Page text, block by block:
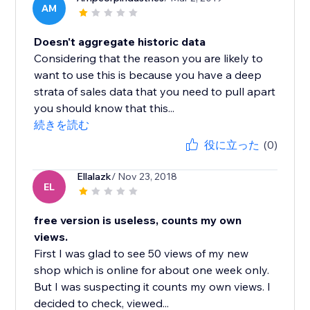
AM
Doesn't aggregate historic data
Considering that the reason you are likely to
want to use this is because you have a deep
strata of sales data that you need to pull apart
you should know that this...
続きを読む
役に立った (0)
EL
Ellalazk/ Nov 23, 2018
free version is useless, counts my own
views.
First I was glad to see 50 views of my new
shop which is online for about one week only.
But I was suspecting it counts my own views. I
decided to check, viewed...